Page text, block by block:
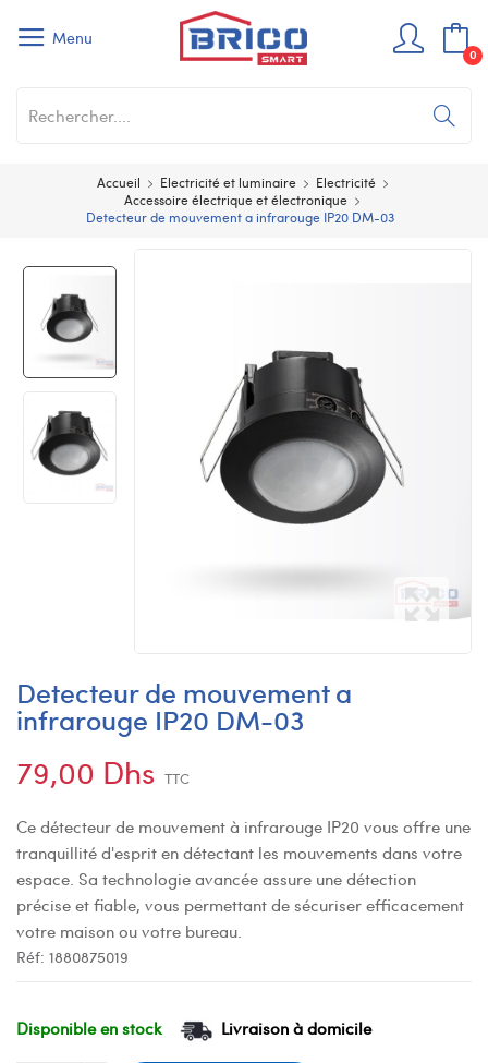
Menu
0
Accueil Electricité et luminaire
Electricité
Accessoire électrique et électronique
Detecteur de mouvement a infrarouge IP20 DM-03
Detecteur de mouvement a
infrarouge IP20 DM-03
79,00 Dhs TTC
Ce détecteur de mouvement à infrarouge IP20 vous offre une
tranquillité d'esprit en détectant les mouvements dans votre
espace. Sa technologie avancée assure une détection
précise et fiable, vous permettant de sécuriser efficacement
votre maison ou votre bureau.
Réf: 1880875019
Disponible en stock Livraison à domicile